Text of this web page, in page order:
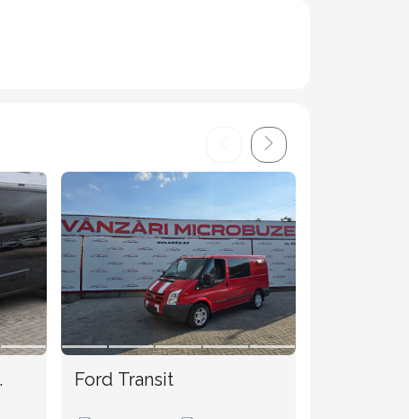
Ford Transit